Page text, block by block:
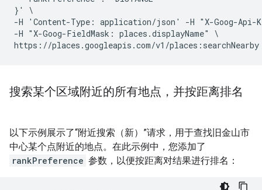
}' \
-H 'Content-Type: application/json' -H "X-Goog-Api-
-H "X-Goog-FieldMask: places.displayName" \
搜索某个区域附近的所有地点，并按距离排名
以下示例展示了“附近搜索（新）”请求，用于查找旧金山市
中心某个点附近的地点。在此示例中，您添加了
rankPreference 参数，以便按距离对结果进行排名：